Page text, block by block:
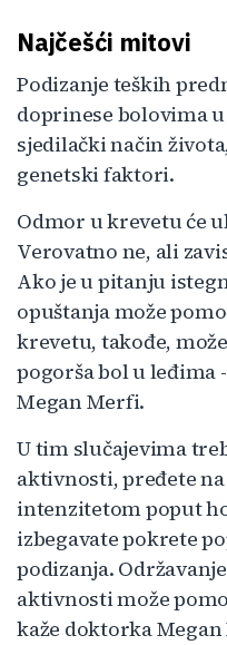
Najčešći mitovi
Podizanje teških
doprinese bolovima
sjedilački način
genetski faktori.
Odmor u krevetu će
Verovatno ne, ali
Ako je u pitanju
opuštanja može
krevetu, takođe,
pogorša bol u leđima
Megan Merfi.
U tim slučajevima
aktivnosti, pređete
intenzitetom poput
izbegavate pokrete
podizanja.
aktivnosti može
kaže doktorka